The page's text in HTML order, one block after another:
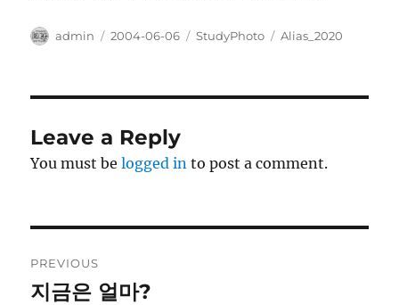
Author
admin
Posted
2004-06-06 Categories
StudyPhoto Tags
Alias_2020
Leave a Reply
You must belogged in to post a comment.
navigation
PREVIOUS
Previous
지금은 얼마?